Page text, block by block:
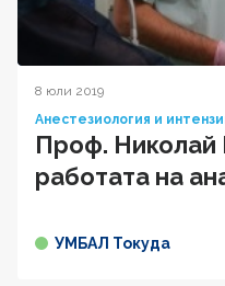
8 юли 2019
Анестезиология и
Проф. Николай
работата на
УМБАЛ Токуда